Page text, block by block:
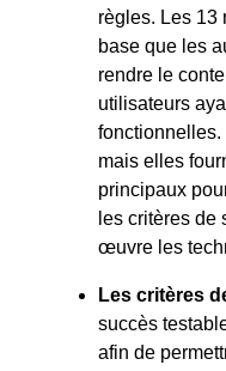
règles. Les 13
base que les
rendre le
utilisateurs
fonctionnelles.
mais elles
principaux
les critères de
œuvre les
Les critères
succès
afin de